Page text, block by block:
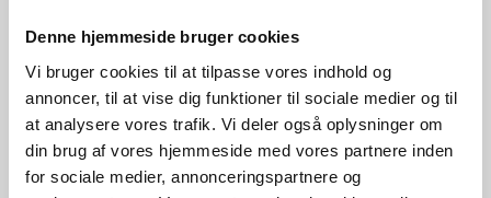
Denne hjemmeside bruger cookies
Vi bruger cookies til at tilpasse vores indhold og
annoncer, til at vise dig funktioner til sociale medier og til
at analysere vores trafik. Vi deler også oplysninger om
din brug af vores hjemmeside med vores partnere inden
for sociale medier, annonceringspartnere og
udvalg
For at sikre høj kvalitet og stor
leveringssikkerhed samarbejder vi
med de største og mest
anerkendte leverandører inden for